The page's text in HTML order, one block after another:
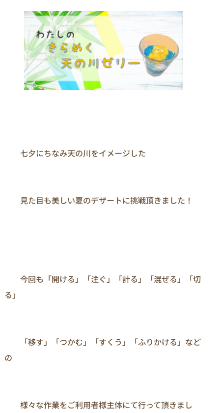
七夕にちなみ天の川をイメージした
見た目も美しい夏のデザートに挑戦頂きました！
今回も「開ける」「注ぐ」「計る」「混ぜる」「切
る」
「移す」「つかむ」「すくう」「ふりかける」など
の
様々な作業をご利用者様主体にて行って頂きまし